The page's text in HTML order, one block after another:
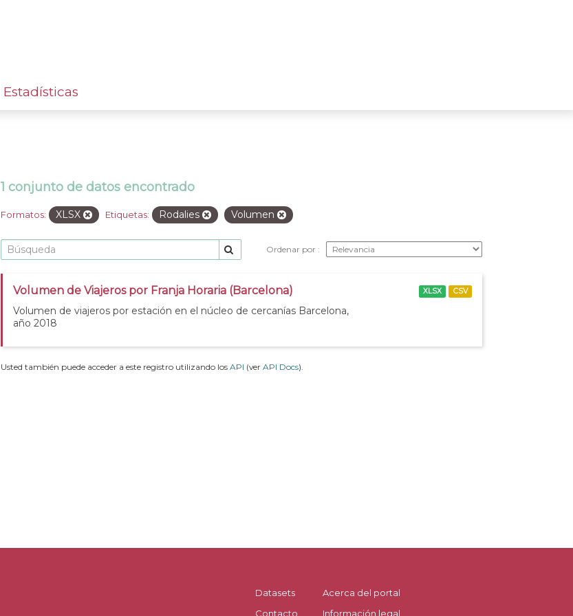
Estadísticas
1 conjunto de datos encontrado
Formatos: XLSX Etiquetas: Rodalies Volumen
Ordenar por
Volumen de Viajeros por Franja Horaria (Barcelona)
Volumen de viajeros por estación en el núcleo de cercanías Barcelona,
año 2018
XLSX CSV
Usted también puede acceder a este registro utilizando los API (ver API Docs).
Datasets
Contacto
Acerca del portal
Información legal